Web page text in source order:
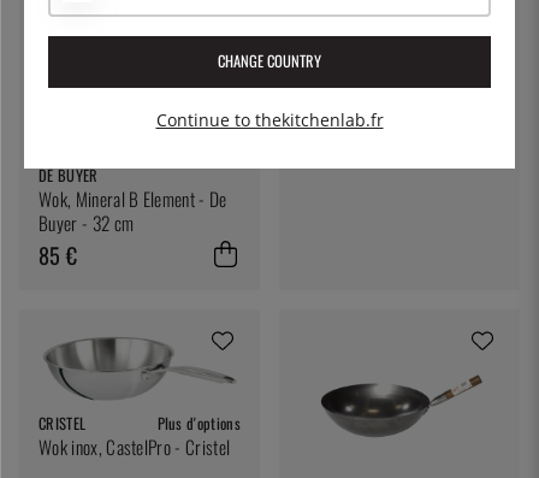
DE BUYER
Wok, Mineral B Element - De
Buyer - 32 cm
85 €
CRISTEL
Wok, poignées amovibles,
Casteline - Cristel
CRISTEL Plus d'options
Wok inox, CastelPro - Cristel
CHANGE COUNTRY
Continue to thekitchenlab.fr